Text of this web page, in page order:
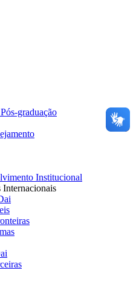
graduação
Institucional
Internacionais